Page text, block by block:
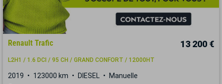
Renault Trafic 13 200 €
L2H1 / 1.6 DCI / 95 CH / GRAND CONFORT / 12000HT
2019 123000 km DIESEL Manuelle